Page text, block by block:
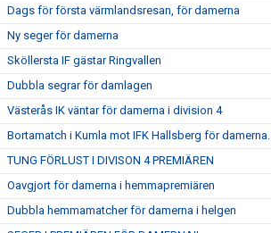
Dags för första värmlandsresan, för damerna
Ny seger för damerna
Sköllersta IF gästar Ringvallen
Dubbla segrar för damlagen
Västerås IK väntar för damerna i division 4
Bortamatch i Kumla mot IFK Hallsberg för damerna.
TUNG FÖRLUST I DIVISON 4 PREMIÄREN
Oavgjort för damerna i hemmapremiären
Dubbla hemmamatcher för damerna i helgen